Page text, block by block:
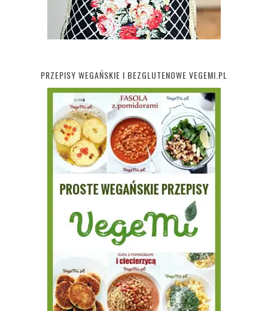
PRZEPISY WEGAŃSKIE I BEZGLUTENOWE VEGEMI.PL